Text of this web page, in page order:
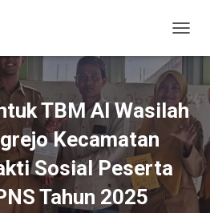
O
L
E
N
A
V
I
TBM Al Wasilah
Kecamatan
Sosial Peserta
Tahun 2025